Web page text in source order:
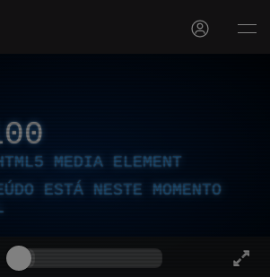
MEDIA ELEMENT
ESTÁ NESTE MOMENTO